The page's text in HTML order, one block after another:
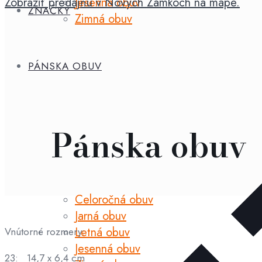
ZNAČKY Zimná obuv
PÁNSKA OBUV
Pánska obuv
Celoročná obuv
Jarná obuv
Letná obuv
Jesenná obuv
Vnútorné rozmery:
23: 14,7 x 6,4 cm